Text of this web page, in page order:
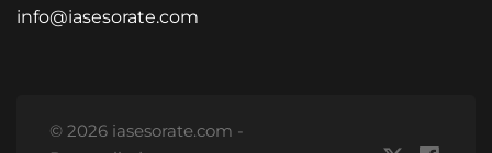
info@iasesorate.com
© 2026 iasesorate.com -